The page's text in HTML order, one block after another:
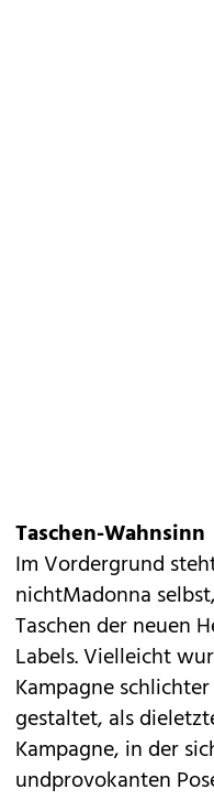
Taschen-Wahnsinn
Im Vordergrund
nichtMadonna
Taschen der neuen
Labels. Vielleicht
Kampagne
gestaltet, als
Kampagne, in der
undprovokanten